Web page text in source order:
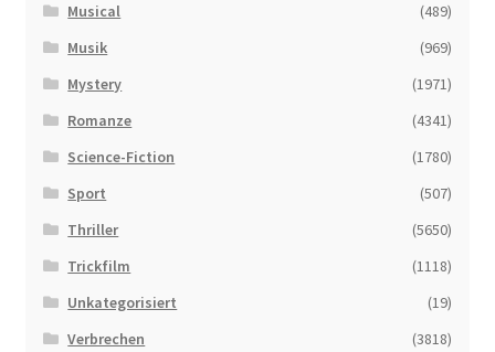
Musical
(489)
Musik
(969)
Mystery
(1971)
Romanze
(4341)
Science-Fiction
(1780)
Sport
(507)
Thriller
(5650)
Trickfilm
(1118)
Unkategorisiert
(19)
Verbrechen
(3818)